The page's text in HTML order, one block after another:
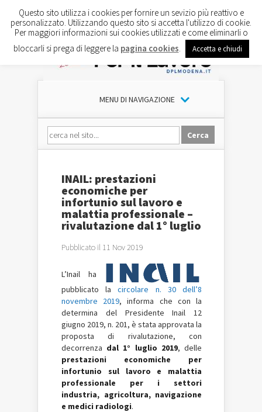
MENU DI NAVIGAZIONE
INAIL: prestazioni
economiche per
infortunio sul lavoro e
malattia professionale –
rivalutazione dal 1° luglio
Pubblicato il 11 Nov 2019
L’Inail ha
pubblicato lacircolare n. 30 dell’8
novembre 2019, informa che con la
determina del Presidente Inail 12
giugno 2019, n. 201, è stata approvata la
proposta di rivalutazione, con
decorrenza dal 1° luglio 2019, delle
prestazioni economiche per
infortunio sul lavoro e malattia
professionale per i settori
industria, agricoltura, navigazione
e medici radiologi.
Questo sito utilizza i cookies per fornire un sevizio più reattivo e
personalizzato. Utilizzando questo sito si accetta l'utilizzo di cookie.
Per maggiori informazioni sui cookies utilizzati e come eliminarli o
bloccarli si prega di leggere la pagina cookies Accetta e chiudi